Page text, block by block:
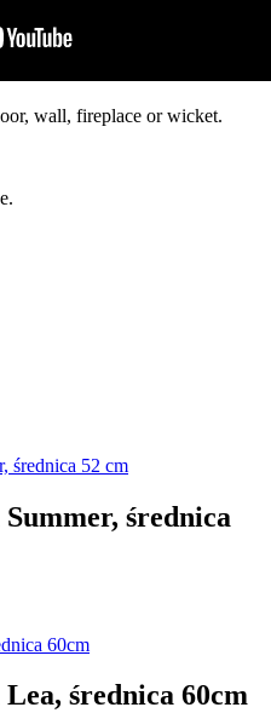
wall, fireplace or wicket.
średnica
średnica 60cm